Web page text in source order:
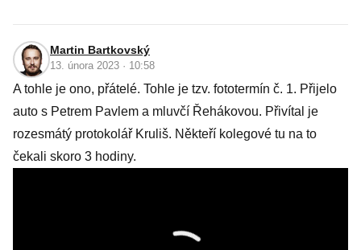
Martin Bartkovský
13. února 2023 · 10:58
A tohle je ono, přátelé. Tohle je tzv. fototermín č. 1. Přijelo
auto s Petrem Pavlem a mluvčí Řehákovou. Přivítal je
rozesmátý protokolář Kruliš. Někteří kolegové tu na to
čekali skoro 3 hodiny.